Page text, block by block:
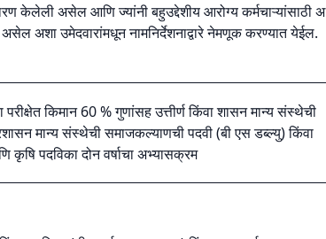
धारण केलेली असेल आणि ज्यांनी बहुउद्देशीय आरोग्य कर्मचाऱ्यांसाठी अ
अशा उमेदवारांमधून नामनिर्देशनाद्वारे नेमणूक करण्यात येईल.
किमान 60 % गुणांसह उत्तीर्ण किंवा शासन मान्य संस्थेची
मान्य संस्थेची समाजकल्याणची पदवी (बी एस डब्ल्यु) किंवा
कृषि पदविका दोन वर्षाचा अभ्यासक्रम